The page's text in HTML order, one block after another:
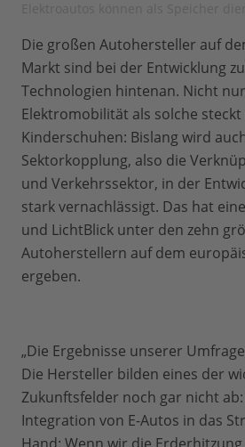
Die großen Autohersteller auf
Markt sind bei der Entwicklung
Technologien hintenan. Nicht
Elektromobilität als solche
Kinderschuhen: Bislang wird
Sektorkopplung, also die
und Verkehrssektor, in der
stark vernachlässigt. Das hat
und LichtBlick unter den zehn
Autoherstellern auf dem
ergeben.
„Die Ergebnisse unserer
Die Hersteller bilden eines der
Zukunftsfelder noch gar nicht
Integration von E-Autos in das